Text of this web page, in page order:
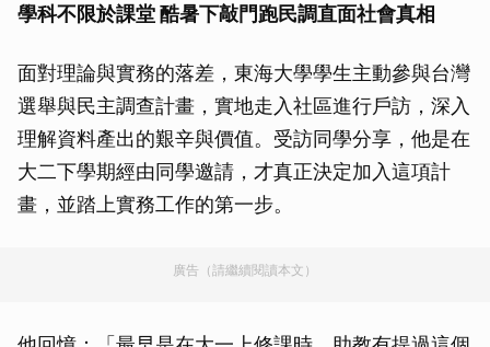
學科不限於課堂 酷暑下敲門跑民調直面社會真相
面對理論與實務的落差，東海大學學生主動參與台灣
選舉與民主調查計畫，實地走入社區進行戶訪，深入
理解資料產出的艱辛與價值。受訪同學分享，他是在
大二下學期經由同學邀請，才真正決定加入這項計
畫，並踏上實務工作的第一步。
廣告（請繼續閱讀本文）